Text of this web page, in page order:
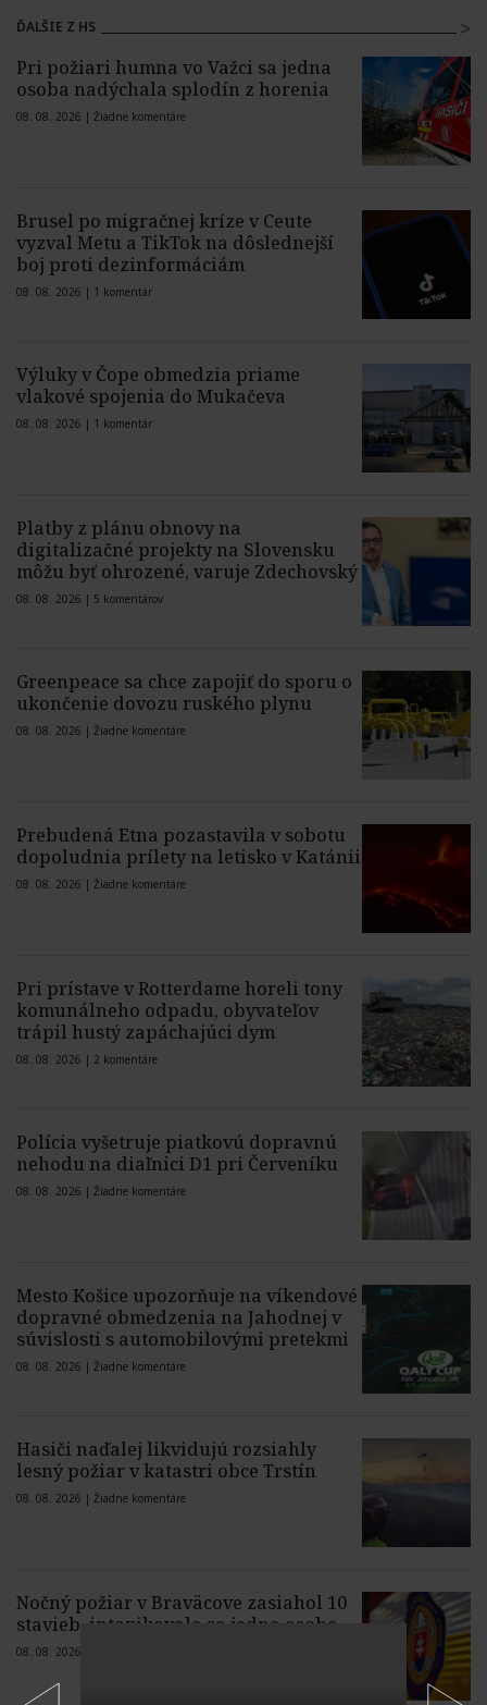
ĎALŠIE Z HS
Pri požiari humna vo Važci sa jedna
osoba nadýchala splodín z horenia
08. 08. 2026 | Žiadne komentáre
Brusel po migračnej kríze v Ceute
vyzval Metu a TikTok na dôslednejší
boj proti dezinformáciám
08. 08. 2026 | 1 komentár
Výluky v Čope obmedzia priame
vlakové spojenia do Mukačeva
08. 08. 2026 | 1 komentár
Platby z plánu obnovy na
digitalizačné projekty na Slovensku
môžu byť ohrozené, varuje Zdechovský
08. 08. 2026 | 5 komentárov
Greenpeace sa chce zapojiť do sporu o
ukončenie dovozu ruského plynu
08. 08. 2026 | Žiadne komentáre
Prebudená Etna pozastavila v sobotu
dopoludnia prílety na letisko v Katánii
08. 08. 2026 | Žiadne komentáre
Pri prístave v Rotterdame horeli tony
komunálneho odpadu, obyvateľov
trápil hustý zapáchajúci dym
08. 08. 2026 | 2 komentáre
Polícia vyšetruje piatkovú dopravnú
nehodu na diaľnici D1 pri Červeníku
08. 08. 2026 | Žiadne komentáre
Mesto Košice upozorňuje na víkendové
dopravné obmedzenia na Jahodnej v
súvislosti s automobilovými pretekmi
08. 08. 2026 | Žiadne komentáre
Hasiči naďalej likvidujú rozsiahly
lesný požiar v katastri obce Trstín
08. 08. 2026 | Žiadne komentáre
Nočný požiar v Braväcove zasiahol 10
stavieb, intoxikovala sa jedna osoba
08. 08. 2026 |